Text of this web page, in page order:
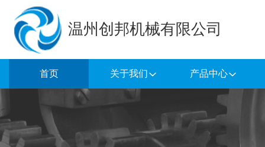
温州创邦机械有限公司
首页 关于我们 产品中心